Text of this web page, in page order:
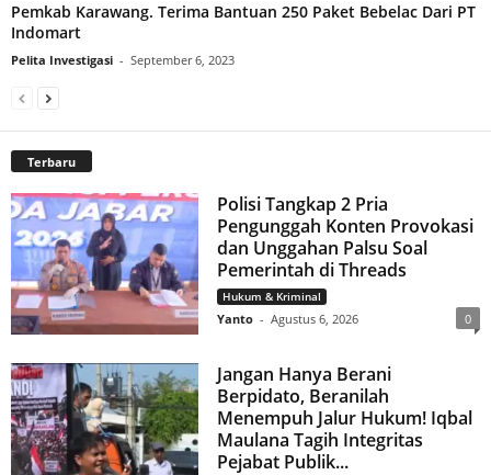
Pemkab Karawang. Terima Bantuan 250 Paket Bebelac Dari PT
Indomart
Pelita Investigasi - September 6, 2023
Terbaru
Polisi Tangkap 2 Pria
Pengunggah Konten Provokasi
dan Unggahan Palsu Soal
Pemerintah di Threads
Hukum & Kriminal
Yanto - Agustus 6, 2026 0
Jangan Hanya Berani
Berpidato, Beranilah
Menempuh Jalur Hukum! Iqbal
Maulana Tagih Integritas
Pejabat Publik...